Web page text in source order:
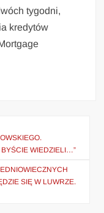
tygodni,
kredytów
BYŚCIE WIEDZIELI…”
SIĘ W LUWRZE.